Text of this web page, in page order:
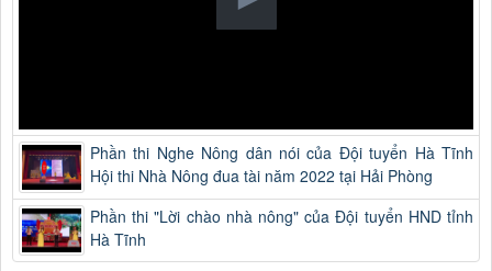
Phần thi Nghe Nông dân nói của Đội tuyển Hà Tĩnh
Hội thi Nhà Nông đua tài năm 2022 tại Hải Phòng
Phần thi "Lời chào nhà nông" của Đội tuyển HND tỉnh
Hà Tĩnh